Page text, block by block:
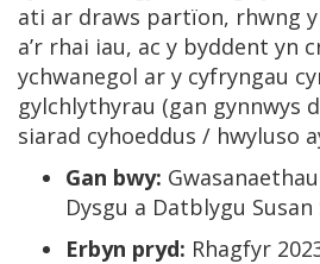
ati ar draws partïon, rhwng
a’r rhai iau, ac y byddent yn
ychwanegol ar y cyfryngau
gylchlythyrau (gan gynnwys
siarad cyhoeddus / hwyluso
Gan bwy:
Dysgu a Datblygu Susan
Erbyn pryd: Rhagfyr